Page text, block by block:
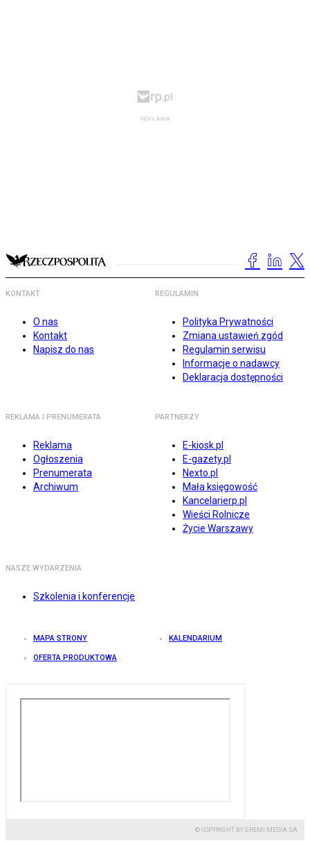
KONTAKT
O nas
Kontakt
Napisz do nas
REGULAMIN
Polityka Prywatności
Zmiana ustawień zgód
Regulamin serwisu
Informacje o nadawcy
Deklaracja dostępności
REKLAMA I PRENUMERATA
Reklama
Ogłoszenia
Prenumerata
Archiwum
PARTNERZY
E-kiosk.pl
E-gazety.pl
Nexto.pl
Mała księgowość
Kancelarierp.pl
Wieści Rolnicze
Życie Warszawy
NASZE WYDARZENIA
Szkolenia i konferencje
MAPA STRONY KALENDARIUM
OFERTA PRODUKTOWA
© COPYRIGHT BY GREMI MEDIA SA